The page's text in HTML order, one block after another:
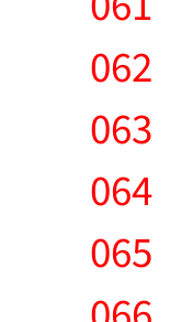
062
063
064
065